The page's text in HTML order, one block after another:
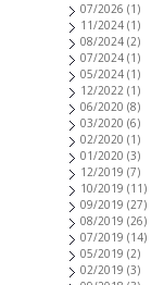
07/2026 (1)
11/2024 (1)
08/2024 (2)
07/2024 (1)
05/2024 (1)
12/2022 (1)
06/2020 (8)
03/2020 (6)
02/2020 (1)
01/2020 (3)
12/2019 (7)
10/2019 (11)
09/2019 (27)
08/2019 (26)
07/2019 (14)
05/2019 (2)
02/2019 (3)